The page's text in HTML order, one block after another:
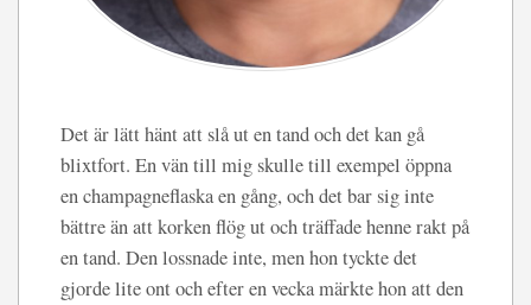
Det är lätt hänt att slå ut en tand och det kan gå
blixtfort. En vän till mig skulle till exempel öppna
en champagneflaska en gång, och det bar sig inte
bättre än att korken flög ut och träffade henne rakt på
en tand. Den lossnade inte, men hon tyckte det
gjorde lite ont och efter en vecka märkte hon att den